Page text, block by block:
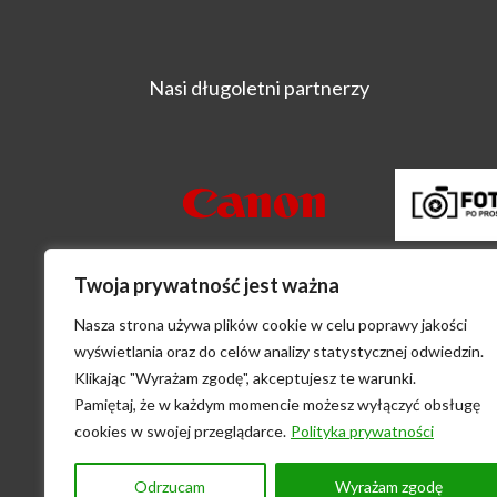
Twoja prywatność jest ważna
Nasza strona używa plików cookie w celu poprawy jakości
wyświetlania oraz do celów analizy statystycznej odwiedzin.
Klikając "Wyrażam zgodę", akceptujesz te warunki.
Pamiętaj, że w każdym momencie możesz wyłączyć obsługę
cookies w swojej przeglądarce. Polityka prywatności
Odrzucam Wyrażam zgodę
Nasi długoletni partnerzy